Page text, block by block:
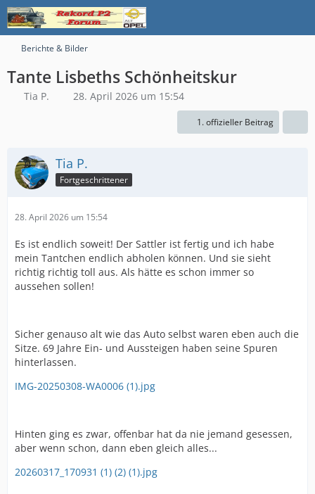
Berichte & Bilder
Tante Lisbeths Schönheitskur
Tia P. 28. April 2026 um 15:54
1. offizieller Beitrag
Tia P.
Fortgeschrittener
28. April 2026 um 15:54
Es ist endlich soweit! Der Sattler ist fertig und ich habe
mein Tantchen endlich abholen können. Und sie sieht
richtig richtig toll aus. Als hätte es schon immer so
aussehen sollen!
Sicher genauso alt wie das Auto selbst waren eben auch die
Sitze. 69 Jahre Ein- und Aussteigen haben seine Spuren
hinterlassen.
IMG-20250308-WA0006 (1).jpg
Hinten ging es zwar, offenbar hat da nie jemand gesessen,
aber wenn schon, dann eben gleich alles...
20260317_170931 (1) (2) (1).jpg